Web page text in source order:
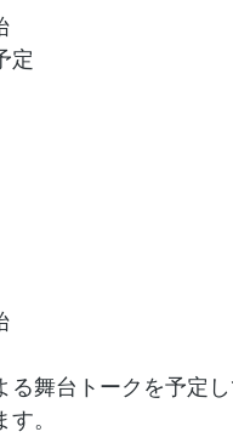
定
舞台トークを予定し
。​